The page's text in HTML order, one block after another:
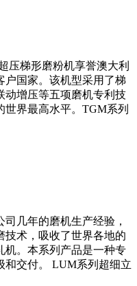
压梯形磨粉机享誉澳大利
户国家。该机型采用了梯
动增压等五项磨机专利技
界最高水平。TGM系列
几年的磨机生产经验，
技术，吸收了世界各地的
机。本系列产品是一种专
和交付。 LUM系列超细立